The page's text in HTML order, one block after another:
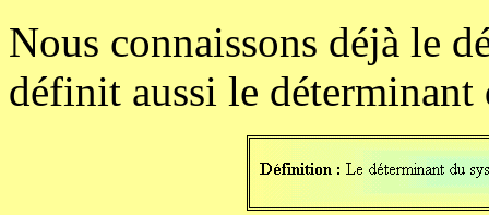
Nous connaissons déjà le
définit aussi le déterminant